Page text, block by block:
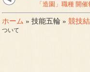
「造園」職種 開催
ホーム » 技能五輪 »競技
ついて